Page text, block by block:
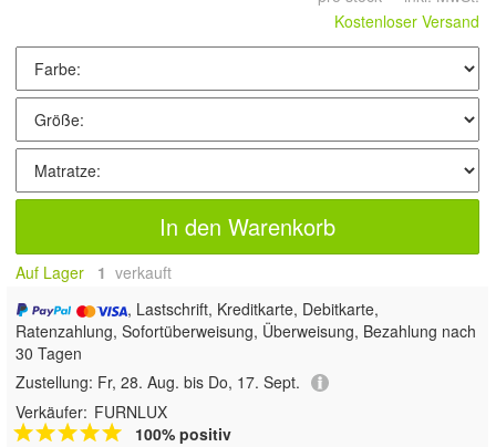
Kostenloser Versand
In den Warenkorb
Auf Lager 1 verkauft
, Lastschrift, Kreditkarte, Debitkarte,
Ratenzahlung, Sofortüberweisung, Überweisung, Bezahlung nach
30 Tagen
Zustellung: Fr, 28. Aug. bis Do, 17. Sept.
Verkäufer: FURNLUX
100% positiv